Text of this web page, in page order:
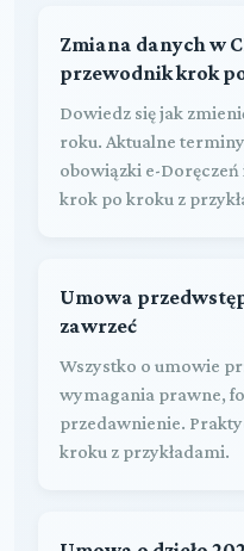
Zmiana danych w
przewodnik krok
Dowiedz się jak
roku. Aktualne
obowiązki e-
krok po kroku z
Umowa
zawrzeć
Wszystko o umowie
wymagania prawne,
przedawnienie.
kroku z przykładami.